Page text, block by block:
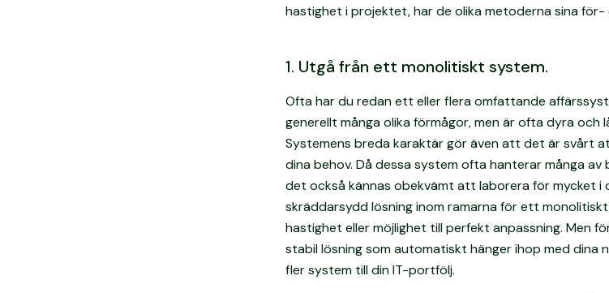
hastighet i projektet, har de olika metoderna sina
1. Utgå från ett monolitiskt system.
Ofta har du redan ett eller flera omfattande
generellt många olika förmågor, men är ofta dyra och
Systemens breda karaktär gör även att det är svårt
dina behov. Då dessa system ofta hanterar många
det också kännas obekvämt att laborera för mycket i
skräddarsydd lösning inom ramarna för ett
hastighet eller möjlighet till perfekt anpassning. Men
stabil lösning som automatiskt hänger ihop med dina
fler system till din IT-portfölj.